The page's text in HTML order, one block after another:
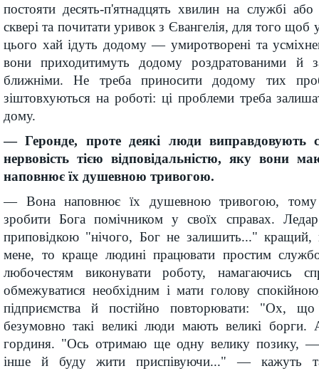
постояти десять-п'ятнадцять хвилин на службі
сквері та почитати уривок з Євангелія, для того щоб
цього хай ідуть додому — умиротворені та
вони приходитимуть додому роздратованими й
ближніми. Не треба приносити додому тих
зіштовхуються на роботі: ці проблеми треба
дому.
— Геронде, проте деякі люди виправдовують
нервовість тією відповідальністю, яку вони
наповнює їх душевною тривогою.
— Вона наповнює їх душевною тривогою,
зробити Бога помічником у своїх справах.
приповідкою "нічого, Бог не залишить..."
мене, то краще людині працювати простим
любочестям виконувати роботу, намагаючись
обмежуватися необхідним і мати голову
підприємства й постійно повторювати: "Ох,
безумовно такі великі люди мають великі борги.
гординя. "Ось отримаю ще одну велику позику,
інше й буду жити приспівуючи..." — кажуть